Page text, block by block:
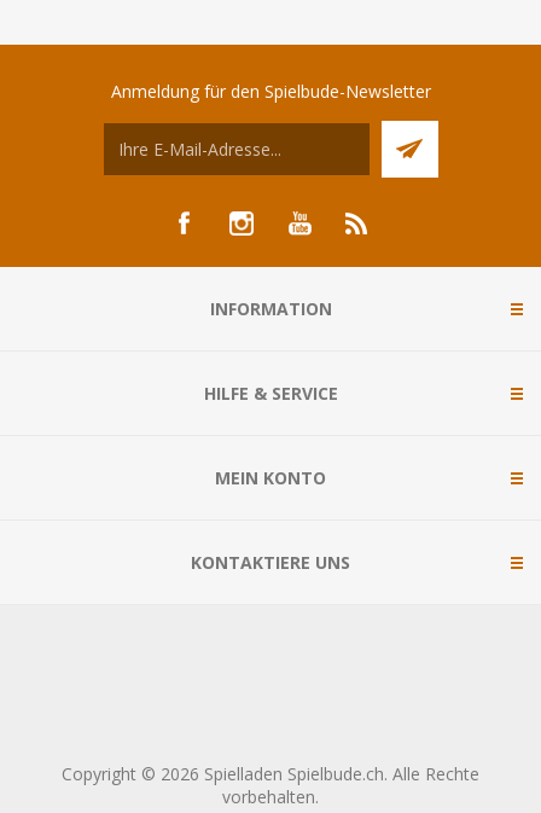
Anmeldung für den Spielbude-Newsletter
INFORMATION
HILFE & SERVICE
MEIN KONTO
KONTAKTIERE UNS
Copyright © 2026 Spielladen Spielbude.ch. Alle Rechte
vorbehalten.